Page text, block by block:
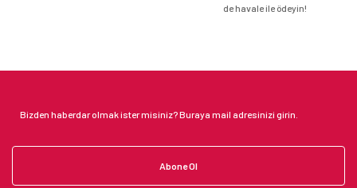
de havale ile ödeyin!
Abone Ol